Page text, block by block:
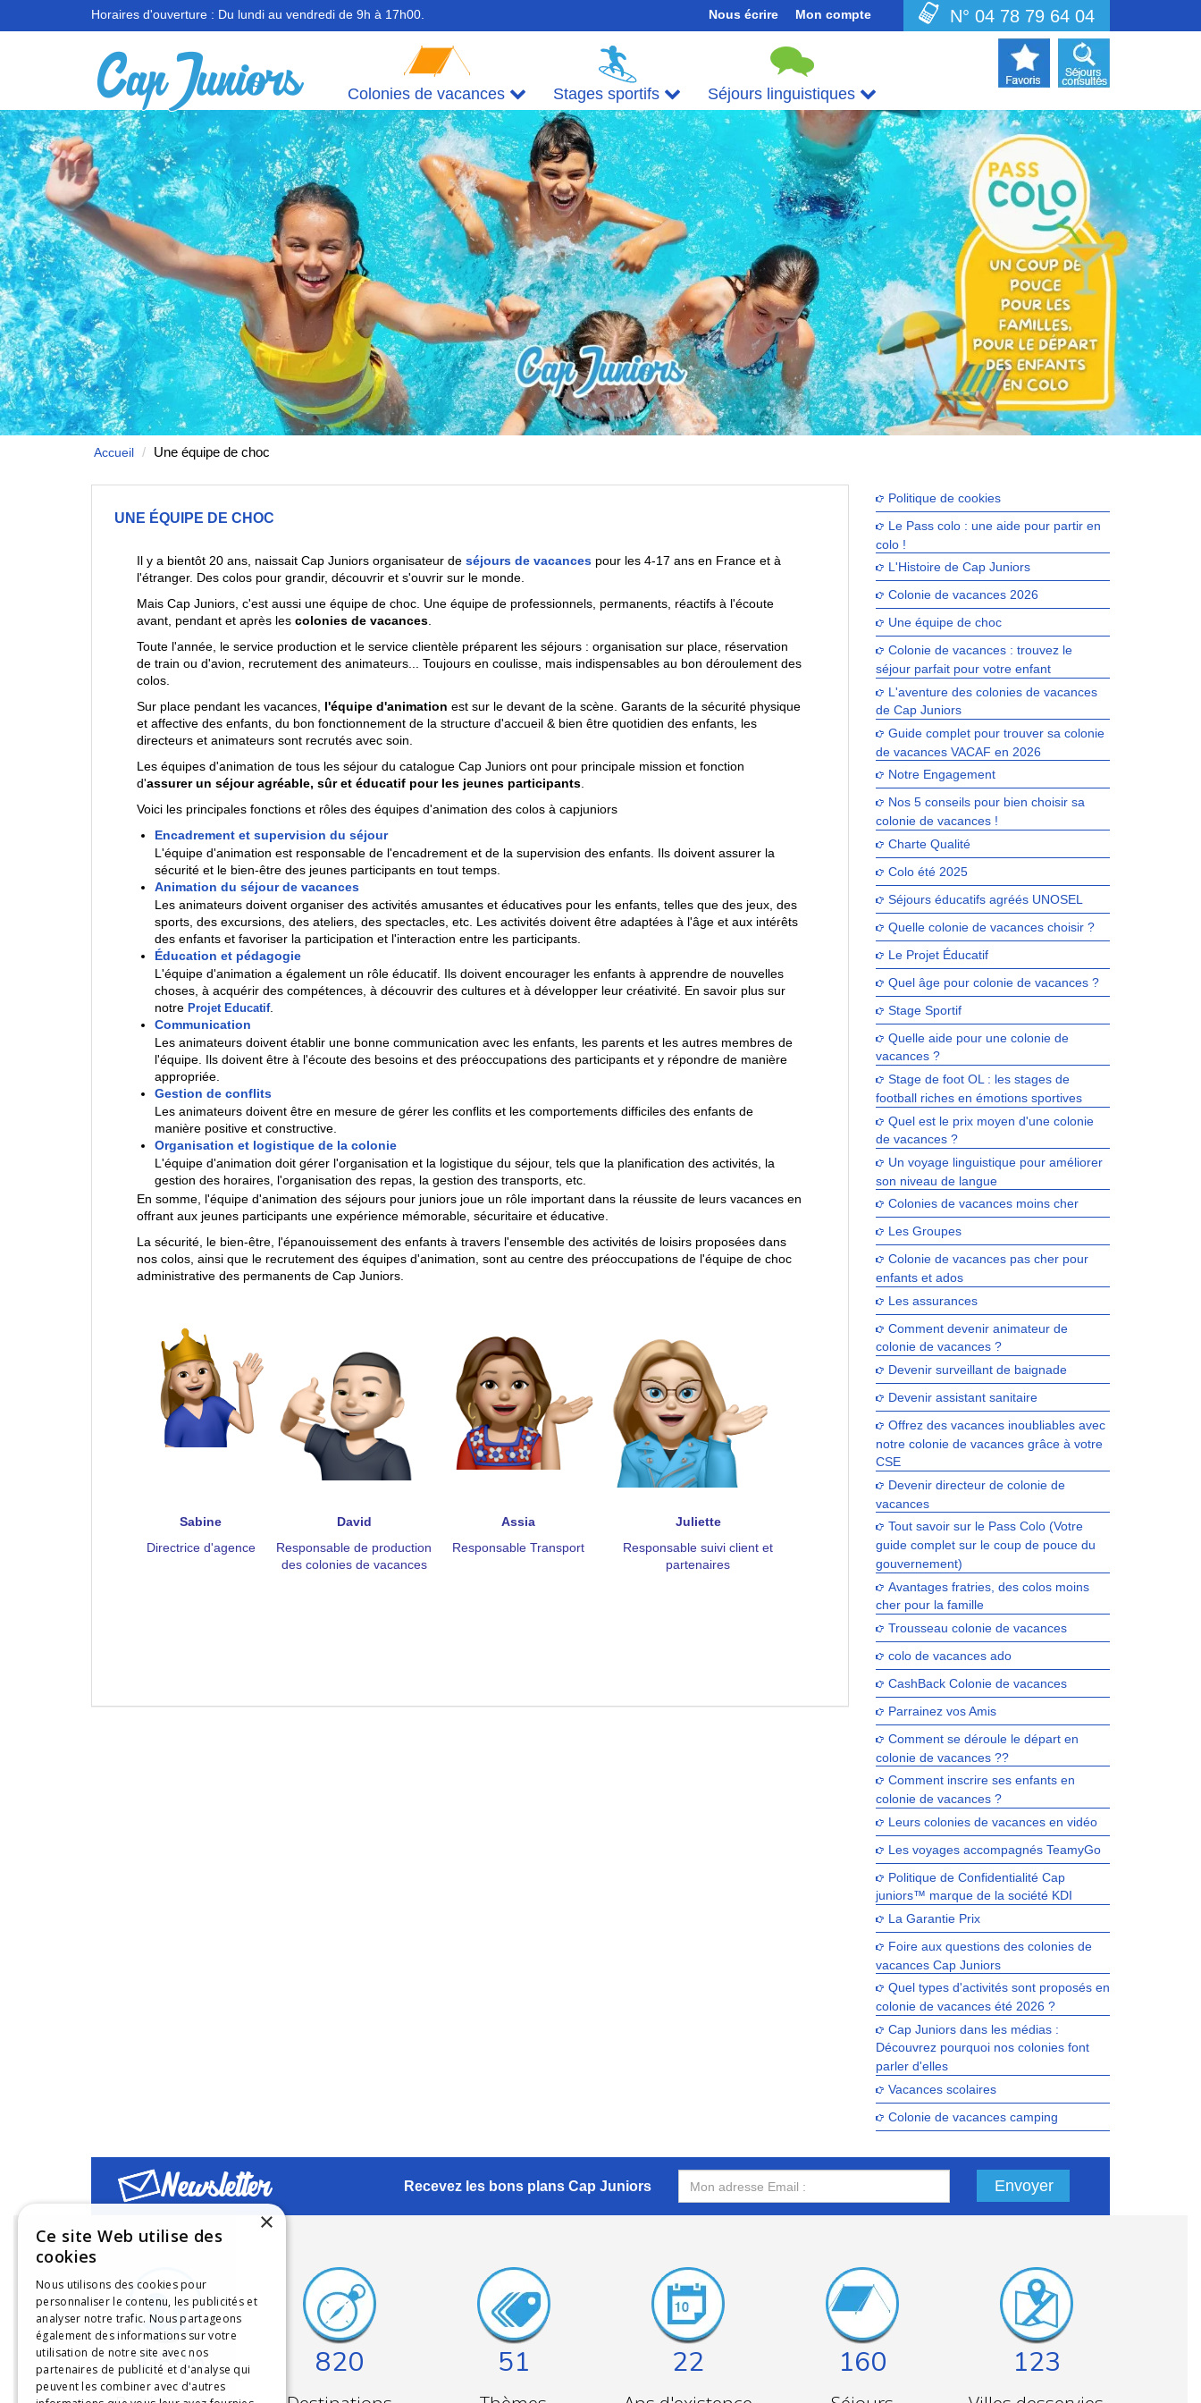
Horaires d'ouverture : Du lundi au vendredi de 9h à 17h00. Nous écrire Mon compte N° 04 78 79 64 04
Colonies de vacances Stages sportifs Séjours linguistiques
Accueil Une équipe de choc
UNE ÉQUIPE DE CHOC
Il y a bientôt 20 ans, naissait Cap Juniors organisateur de séjours de vacances pour les 4-17 ans en France et à
l'étranger. Des colos pour grandir, découvrir et s'ouvrir sur le monde.
Mais Cap Juniors, c'est aussi une équipe de choc. Une équipe de professionnels, permanents, réactifs à l'écoute
avant, pendant et après les colonies de vacances
Toute l'année, le service production et le service clientèle préparent les séjours : organisation sur place, réservation
de train ou d'avion, recrutement des animateurs... Toujours en coulisse, mais indispensables au bon déroulement des
colos.
Sur place pendant les vacances,
l'équipe d'animation est sur le devant de la scène. Garants de la sécurité physique
et affective des enfants, du bon fonctionnement de la structure d'accueil & bien être quotidien des enfants, les
directeurs et animateurs sont recrutés avec soin.
Les équipes d'animation de tous les séjour du catalogue Cap Juniors ont pour principale mission et fonction
d'assurer un séjour agréable, sûr et éducatif pour les jeunes participants
Voici les principales fonctions et rôles des équipes d'animation des colos à capjuniors
Encadrement et supervision du séjour
L'équipe d'animation est responsable de l'encadrement et de la supervision des enfants. Ils doivent assurer la
sécurité et le bien-être des jeunes participants en tout temps.
Animation du séjour de vacances
Les animateurs doivent organiser des activités amusantes et éducatives pour les enfants, telles que des jeux, des
sports, des excursions, des ateliers, des spectacles, etc. Les activités doivent être adaptées à l'âge et aux intérêts
des enfants et favoriser la participation et l'interaction entre les participants.
Éducation et pédagogie
L'équipe d'animation a également un rôle éducatif. Ils doivent encourager les enfants à apprendre de nouvelles
choses, à acquérir des compétences, à découvrir des cultures et à développer leur créativité. En savoir plus sur
notre Projet Educatif.
Communication
Les animateurs doivent établir une bonne communication avec les enfants, les parents et les autres membres de
l'équipe. Ils doivent être à l'écoute des besoins et des préoccupations des participants et y répondre de manière
appropriée.
Gestion de conflits
Les animateurs doivent être en mesure de gérer les conflits et les comportements difficiles des enfants de
manière positive et constructive.
Organisation et logistique de la colonie
L'équipe d'animation doit gérer l'organisation et la logistique du séjour, tels que la planification des activités, la
gestion des horaires, l'organisation des repas, la gestion des transports, etc.
En somme, l'équipe d'animation des séjours pour juniors joue un rôle important dans la réussite de leurs vacances en
offrant aux jeunes participants une expérience mémorable, sécuritaire et éducative.
La sécurité, le bien-être, l'épanouissement des enfants à travers l'ensemble des activités de loisirs proposées dans
nos colos, ainsi que le recrutement des équipes d'animation, sont au centre des préoccupations de l'équipe de choc
administrative des permanents de Cap Juniors.
Sabine
Directrice d'agence
David
Responsable de production
des colonies de vacances
Assia
Responsable Transport
Juliette
Responsable suivi client et
partenaires
Politique de cookies
Le Pass colo : une aide pour partir en
colo !
L'Histoire de Cap Juniors
Colonie de vacances 2026
Une équipe de choc
Colonie de vacances : trouvez le
séjour parfait pour votre enfant
L'aventure des colonies de vacances
de Cap Juniors
Guide complet pour trouver sa colonie
de vacances VACAF en 2026
Notre Engagement
Nos 5 conseils pour bien choisir sa
colonie de vacances !
Charte Qualité
Colo été 2025
Séjours éducatifs agréés UNOSEL
Quelle colonie de vacances choisir ?
Le Projet Éducatif
Quel âge pour colonie de vacances ?
Stage Sportif
Quelle aide pour une colonie de
vacances ?
Stage de foot OL : les stages de
football riches en émotions sportives
Quel est le prix moyen d'une colonie
de vacances ?
Un voyage linguistique pour améliorer
son niveau de langue
Colonies de vacances moins cher
Les Groupes
Colonie de vacances pas cher pour
enfants et ados
Les assurances
Comment devenir animateur de
colonie de vacances ?
Devenir surveillant de baignade
Devenir assistant sanitaire
Offrez des vacances inoubliables avec
notre colonie de vacances grâce à votre
CSE
Devenir directeur de colonie de
vacances
Tout savoir sur le Pass Colo (Votre
guide complet sur le coup de pouce du
gouvernement)
Avantages fratries, des colos moins
cher pour la famille
Trousseau colonie de vacances
colo de vacances ado
CashBack Colonie de vacances
Parrainez vos Amis
Comment se déroule le départ en
colonie de vacances ??
Comment inscrire ses enfants en
colonie de vacances ?
Leurs colonies de vacances en vidéo
Les voyages accompagnés TeamyGo
Politique de Confidentialité Cap
juniors™ marque de la société KDI
La Garantie Prix
Foire aux questions des colonies de
vacances Cap Juniors
Quel types d'activités sont proposés en
colonie de vacances été 2026 ?
Cap Juniors dans les médias :
Découvrez pourquoi nos colonies font
parler d'elles
Vacances scolaires
Colonie de vacances camping
Newsletter Recevez les bons plans Cap Juniors Envoyer
90886 820 51 22 160 123
×
Ce site Web utilise des
cookies
Nous utilisons des cookies pour
personnaliser le contenu, les publicités et
analyser notre trafic. Nous partageons
également des informations sur votre
utilisation de notre site avec nos
partenaires de publicité et d'analyse qui
peuvent les combiner avec d'autres